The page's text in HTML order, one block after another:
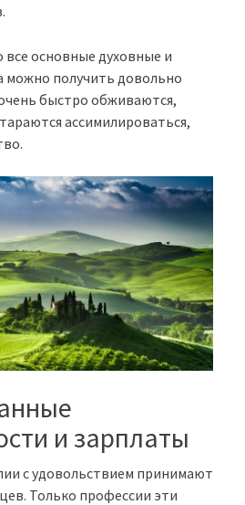
основные духовные и
можно получить довольно
быстро обживаются,
ассимилироваться,
и зарплаты
с удовольствием принимают
Только профессии эти